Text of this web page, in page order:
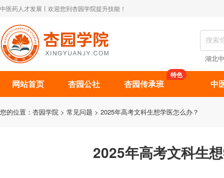
中医药人才发展丨欢迎您到杏园学院提升技能！
湖北
网站首页 杏园公社 杏园传承班
特色
中
您的位置： 杏园学院 > 常见问题 > 2025年高考文科生想学医怎么办？
2025年高考文科生